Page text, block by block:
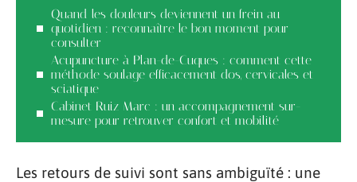
Quand les douleurs deviennent un frein au
quotidien : reconnaître le bon moment pour
consulter
Acupuncture à Plan-de-Cuques : comment cette
méthode soulage efficacement dos, cervicales et
sciatique
Cabinet Ruiz Marc : un accompagnement sur-
mesure pour retrouver confort et mobilité
Les retours de suivi sont sans ambiguïté : une